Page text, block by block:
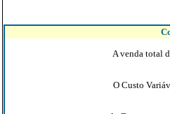
A venda total
O Custo